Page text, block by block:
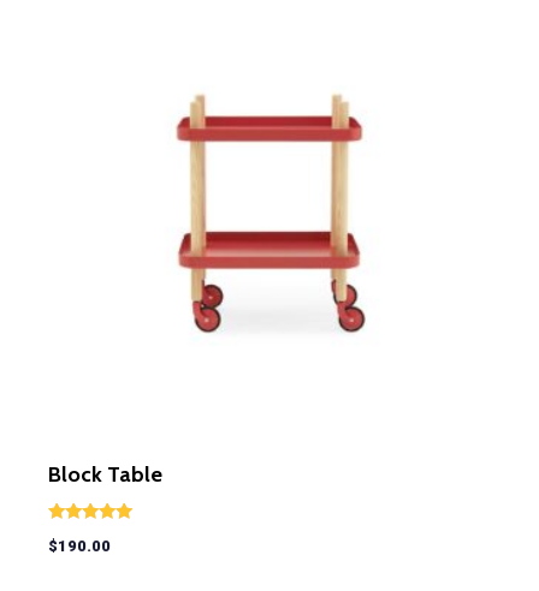
Block Table
Rated
5.00
$190.00